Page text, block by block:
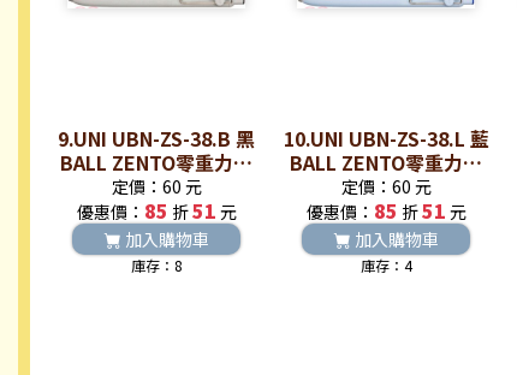
9.UNI UBN-ZS-38.B 黑
BALL ZENTO零重力水
性鋼珠筆
定價：60 元
優惠價： 85 折51 元
加入購物車
庫存：8
10.UNI UBN-ZS-38.L 藍
BALL ZENTO零重力水
性鋼珠筆
定價：60 元
優惠價： 85 折51 元
加入購物車
庫存：4